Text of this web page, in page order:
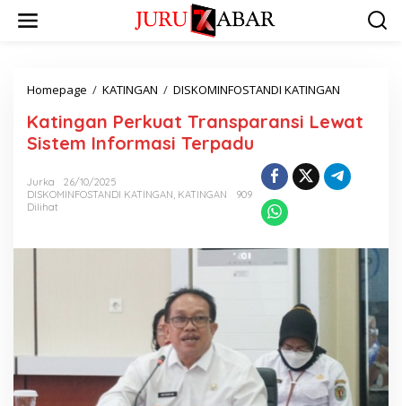
Homepage / KATINGAN / DISKOMINFOSTANDI KATINGAN
Katingan Perkuat Transparansi Lewat
Sistem Informasi Terpadu
Jurka
26/10/2025
DISKOMINFOSTANDI KATINGAN, KATINGAN
909
Dilihat